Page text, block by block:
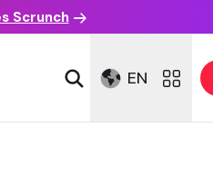
Scrunch
EN